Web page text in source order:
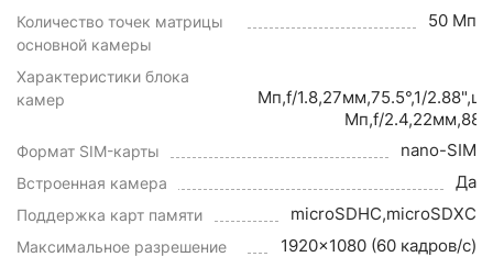
Количество точек матрицы
основной камеры
50 Мп
Характеристики блока
камер
Мп,f/1.8,27мм,75.5°,1/
Мп,f/
Формат SIM-карты nano-SIM
Встроенная камера Да
Поддержка карт памяти microSDHC,microSDXC
Максимальное разрешение
1920x1080 (60 кадров/с)